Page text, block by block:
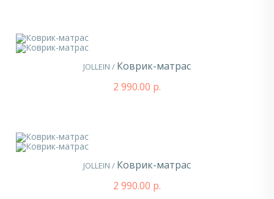
JOLLEIN / Коврик-матрас
2 990.00 р.
JOLLEIN / Коврик-матрас
2 990.00 р.